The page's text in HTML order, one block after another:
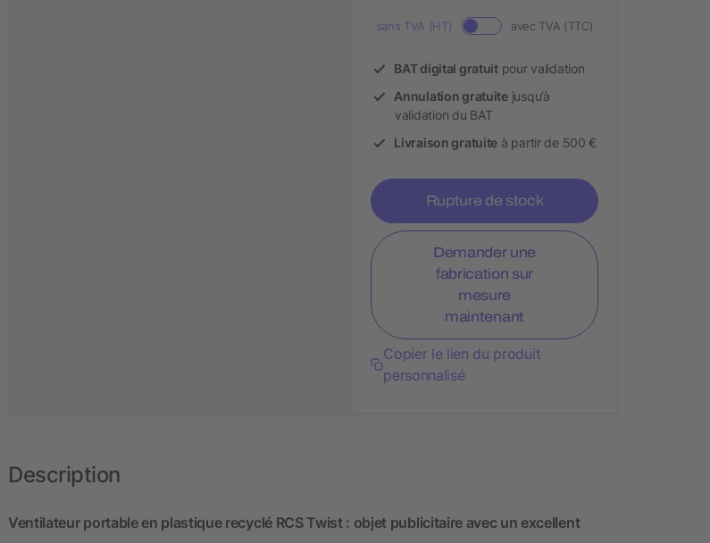
sans TVA (HT) avec TVA (TTC)
BAT digital gratuitpour validation
Annulation gratuitejusqu’à
validation du BAT
Livraison gratuite à partir de 500 €
Rupture de stock
Demander une
fabrication sur
mesure
maintenant
Copier le lien du produit
personnalisé
Description
Ventilateur portable en plastique recyclé RCS Twist : objet publicitaire avec un excellent